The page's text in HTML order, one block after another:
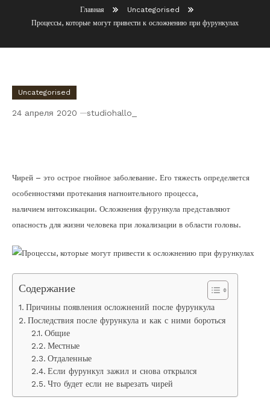
Главная
Uncategorised
Процессы, которые могут привести к осложнению при фурункулах
Uncategorised
24 апреля 2020 studiohallo_
Чирей – это острое гнойное заболевание. Его тяжесть определяется
особенностями протекания нагноительного процесса,
наличием интоксикации. Осложнения фурункула представляют
опасность для жизни человека при локализации в области головы.
Содержание
Причины появления осложнений после фурункула
Последствия после фурункула и как с ними бороться
Общие
Местные
Отдаленные
Если фурункул зажил и снова открылся
Что будет если не вырезать чирей